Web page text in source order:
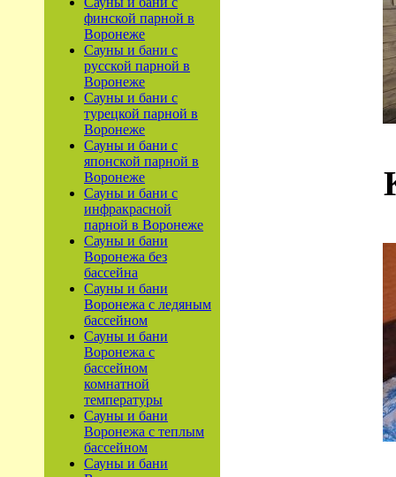
финской парной в
Воронеже
Сауны и бани с
русской парной в
Воронеже
Сауны и бани с
турецкой парной в
Воронеже
Сауны и бани с
японской парной в
Воронеже
Сауны и бани с
инфракрасной
парной в Воронеже
Сауны и бани
Воронежа без
бассейна
Сауны и бани
Воронежа с ледяным
бассейном
Сауны и бани
Воронежа с
бассейном
комнатной
температуры
Сауны и бани
Воронежа с теплым
бассейном
Сауны и бани